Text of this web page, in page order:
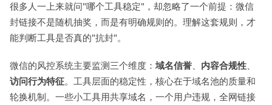
很多人一上来就问"哪个工具稳定"，却忽略了一个前提：微信
封链接不是随机抽奖，而是有明确规则的。理解这套规则，才
能判断工具是否真的"抗封"。
微信的风控系统主要监测三个维度： 域名信誉、 内容合规性、
访问行为特征。工具层面的稳定性，核心在于域名池的质量和
轮换机制。一些小工具用共享域名，一个用户违规，全网链接